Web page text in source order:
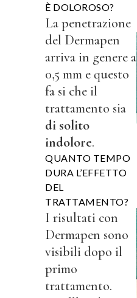
È DOLOROSO?
La penetrazione
del Dermapen
arriva in genere a
0,5 mm e questo
fa si che il
trattamento sia
di solito
indolore.
QUANTO TEMPO
DURA L’EFFETTO
DEL
TRATTAMENTO?
I risultati con
Dermapen sono
visibili dopo il
primo
trattamento.